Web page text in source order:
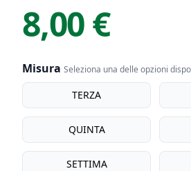
8,00 €
Misura Seleziona una delle opzioni
Misura TERZA
QUINTA
SETTIMA